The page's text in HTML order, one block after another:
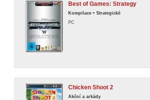
Best of Games: Strategy
Kompilace • Strategické
PC
Chicken Shoot 2
Akční a arkády